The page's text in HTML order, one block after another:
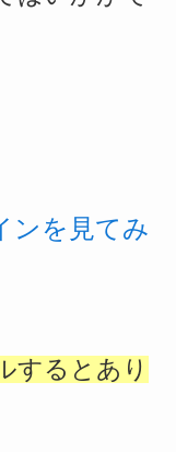
ンを見てみ
するとあり